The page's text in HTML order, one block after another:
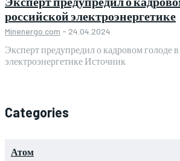
российской электроэнергетике
Minenergo.com - 24.04.2024
Эксперт предупредил о кадровом голоде
электроэнергетике Источник
Categories
Атом